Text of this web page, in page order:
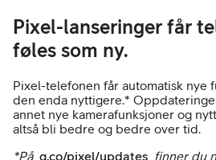
Pixel-lanseringer får
føles som ny.
Pixel-telefonen får automatisk nye
den enda nyttigere.*
annet nye kamerafunksjoner og
altså bli bedre og bedre over tid.
*På g.co/pixel/updates finner du